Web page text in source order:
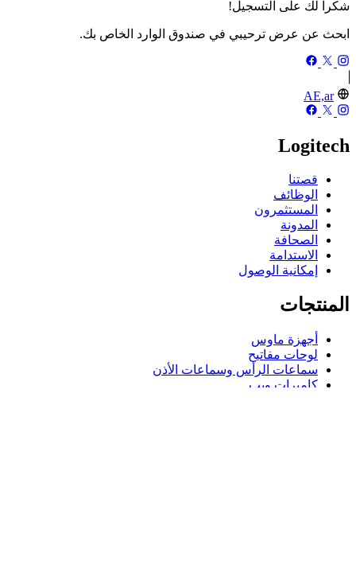
شكرا لك على التسجيل!
ابحث عن عرض ترحيبي في صندوق الوارد الخاص بك.
AE,ar
Logitech
قصتنا
الوظائف
المستثمرون
المدونة
الصحافة
الاستدامة
إمكانية الوصول
المنتجات
أجهزة ماوس
لوحات مفاتيح
سماعات الرأس وسماعات الأذن
كاميرات ويب